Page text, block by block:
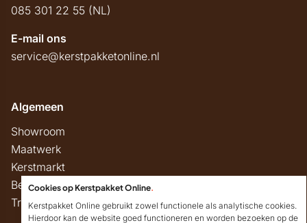
085 301 22 55 (NL)
E-mail ons
service@kerstpakketonline.nl
Algemeen
Showroom
Maatwerk
Kerstmarkt
Belastingregels
Track & Trace
Cookies op Kerstpakket Online.
Kerstpakket Online gebruikt zowel functionele als analytische cookies.
Hierdoor kan de website goed functioneren en worden bezoeken op de